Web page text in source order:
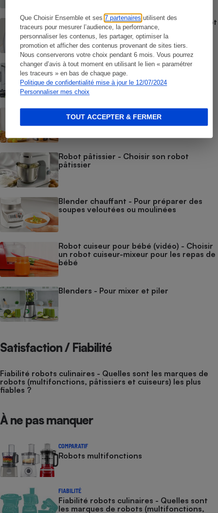
Que Choisir Ensemble et ses7 partenaires utilisent des
traceurs pour mesurer l’audience, la performance,
personnaliser les contenus, les partager, optimiser la
promotion et afficher des contenus provenant de sites tiers.
Nous conserverons votre choix pendant 6 mois. Vous pourrez
changer d’avis à tout moment en utilisant le lien « paramétrer
les traceurs » en bas de chaque page.
Politique de confidentialité mise à jour le 12/07/2024
Personnaliser mes choix
TOUT ACCEPTER & FERMER
Robot cuiseur - Comment choisir un robot
cuiseur
Jus de fruits et légumes - Comment
choisir un extracteur de jus
Appareils à jus de fruits et légumes -
Choisir son appareil pour presser ses jus
maison
Robot pâtissier - Choisir son robot
pâtissier
Blender chauffant - Pour préparer des
soupes veloutées ou moulinées
Robot cuiseur pour bébé (vidéo) - Choisir
un robot cuiseur-mixeur pour les repas de
bébé
Blenders - Pour mixer et piler
Satisfaction / Fiabilité
Fiabilité robots culinaires - Quelles sont les marques de
robots (multifonctions, pâtissiers et cuiseurs) les plus
fiables ?
À ne pas manquer
COMPARATIF
Robots multifonctions
FIABILITÉ
Fiabilité robots culinaires - Quelles sont
les marques de robots (multifonctions,